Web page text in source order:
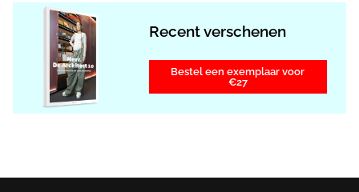
Recent verschenen
Bestel een exemplaar voor
€27